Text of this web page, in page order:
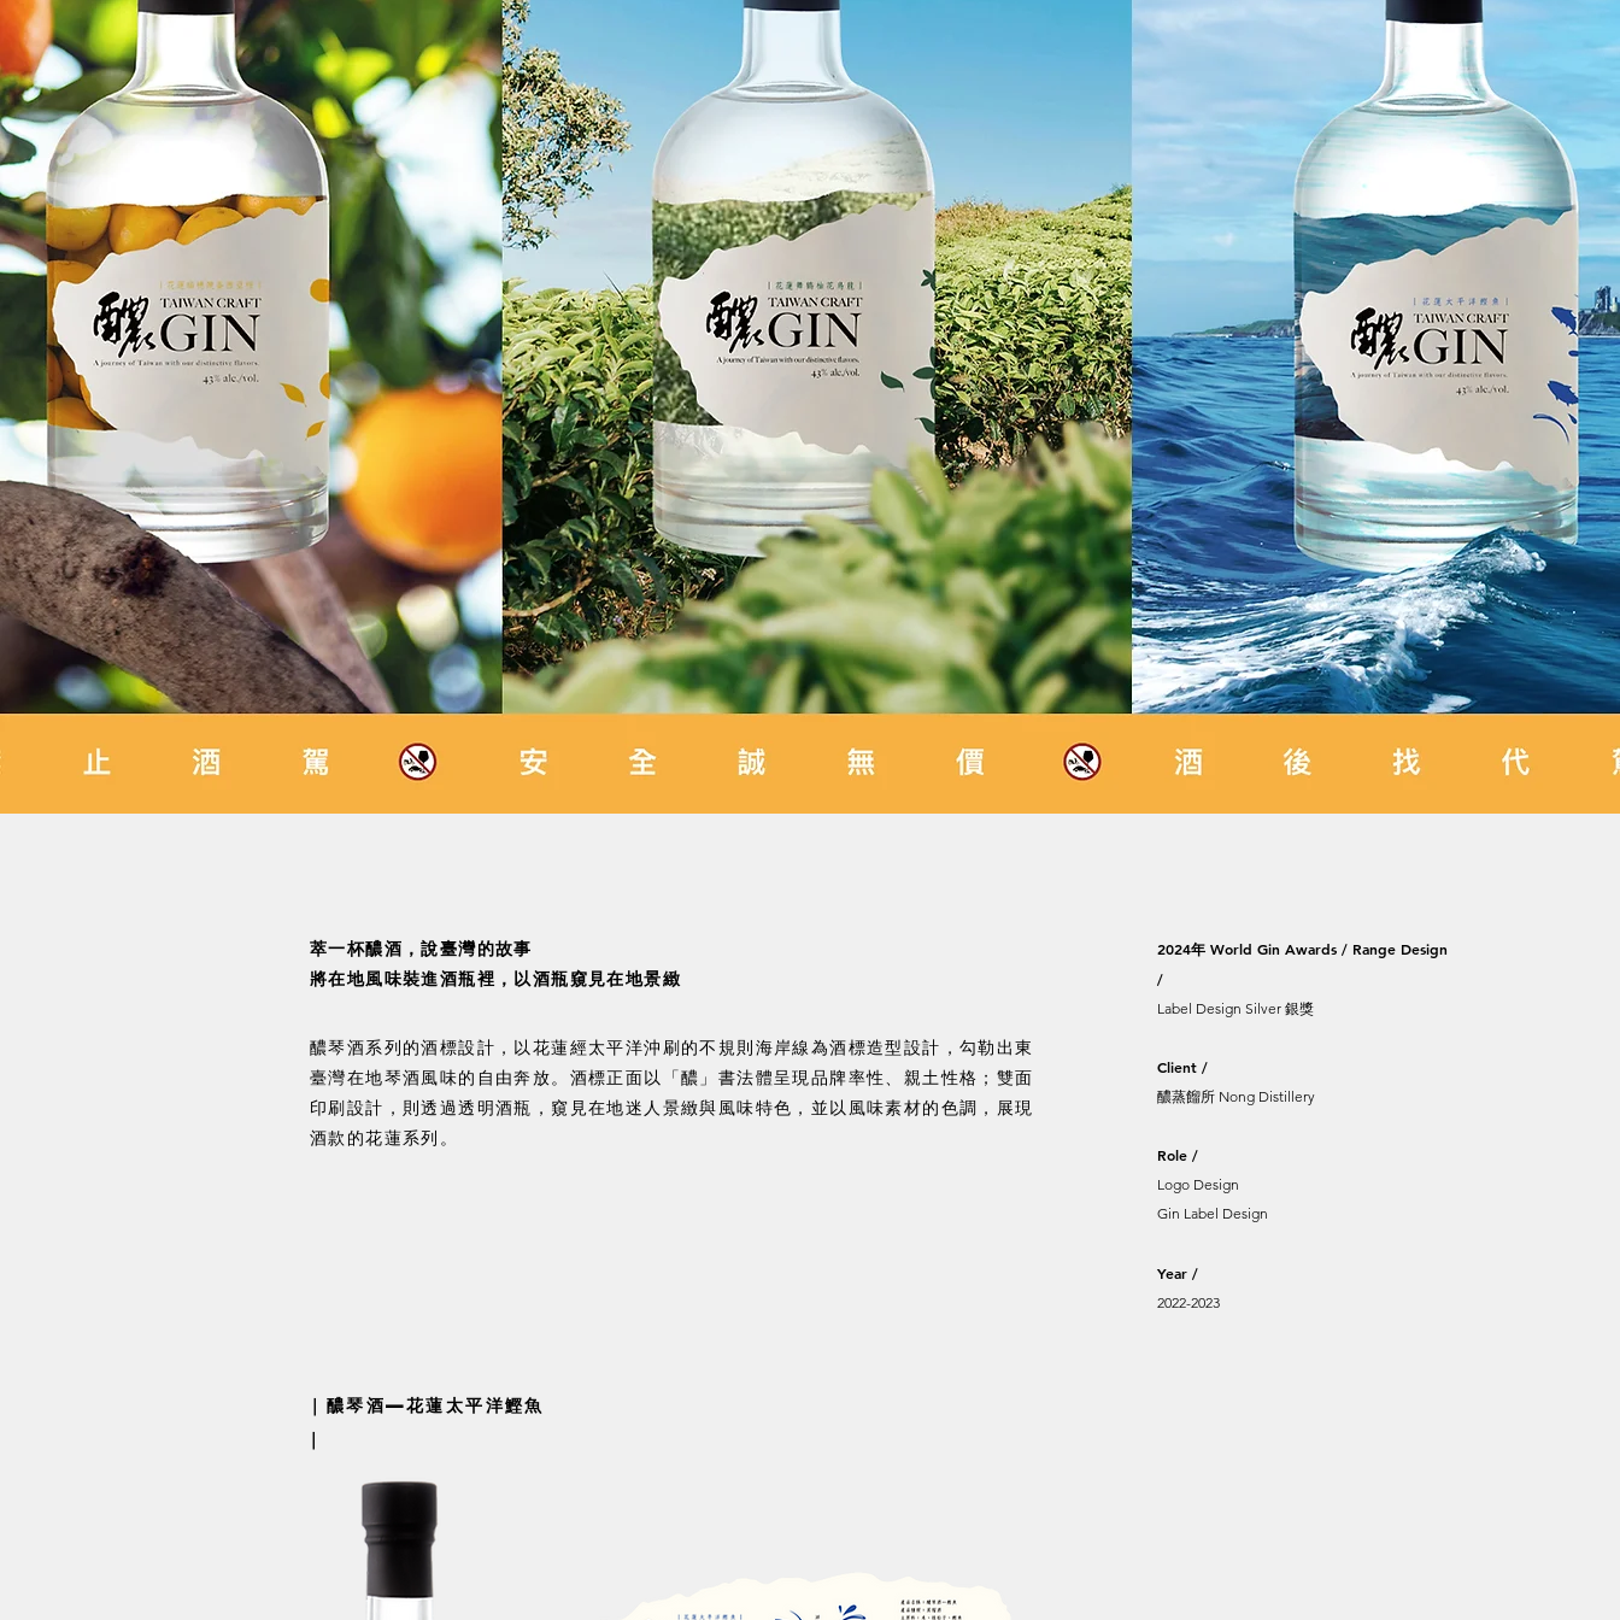
萃一杯醲酒，說臺灣的故事
將在地風味裝進酒瓶裡，以酒瓶窺見在地景緻
醲琴酒系列的酒標設計，以花蓮經太平洋沖刷的不規則海岸線為酒標造型設計，勾勒出東
臺灣在地琴酒風味的自由奔放。酒標正面以「醲」書法體呈現品牌率性、親土性格；雙面
印刷設計，則透過透明酒瓶，窺見在地迷人景緻與風味特色，並以風味素材的色調，展現
酒款的花蓮系列。
2024年 World Gin Awards / Range Design
/
Label Design Silver 銀獎
Client /
醲蒸餾所 Nong Distillery
Role /
Logo Design
Gin Label Design
Year /
2022-2023
​｜醲琴酒—花蓮太平洋鰹魚​